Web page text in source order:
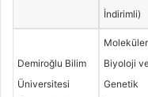
İndirimli)
Demiroğlu Bilim
Üniversitesi
Moleküler
Biyoloji
Genetik